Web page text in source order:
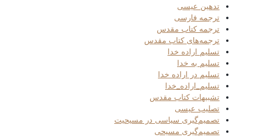
تدهین عیسی
ترجمه فارسی
ترجمه کتاب مقدس
ترجمه‌های کتاب مقدس
تسلیم اراده خدا
تسلیم به خدا
تسلیم در اراده خدا
تسلیم_اراده_خدا
تشبیهات کتاب مقدس
تصلیب عیسی
تصمیم‌گیری سیاسی در مسیحیت
تصمیم‌گیری مسیحی